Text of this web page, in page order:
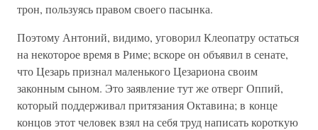
трон, пользуясь правом своего пасынка.
Поэтому Антоний, видимо, уговорил Клеопатру остаться
на некоторое время в Риме; вскоре он объявил в сенате,
что Цезарь признал маленького Цезариона своим
законным сыном. Это заявление тут же отверг Оппий,
который поддерживал притязания Октавина; в конце
концов этот человек взял на себя труд написать короткую